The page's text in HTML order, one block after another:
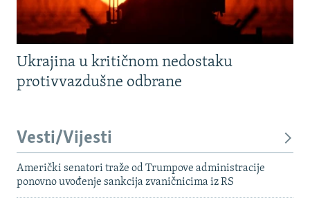
Ukrajina u kritičnom nedostaku
protivvazdušne odbrane
Vesti/Vijesti
Američki senatori traže od Trumpove administracije
ponovno uvođenje sankcija zvaničnicima iz RS